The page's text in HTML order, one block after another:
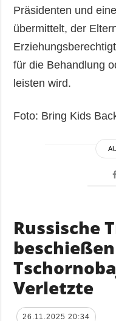
Präsidenten und
übermittelt, der
für die Behandlung
leisten wird.
Foto: Bring Kids
Russische
beschießen
Verletzte
26.11.2025 20:34